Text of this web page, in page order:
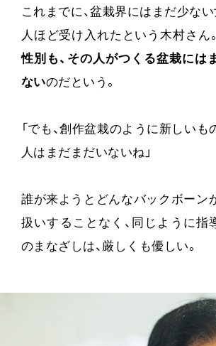
これまでに、盆栽界にはまだ少な
人ほど受け入れたという木村さん
性別も、その人がつくる盆栽には
ないのだという。
「でも、創作盆栽のように新しいも
人はまだまだいないね」
誰が来ようとどんなバックボーン
扱いすることなく、同じように指
のまなざしは、厳しくも優しい。